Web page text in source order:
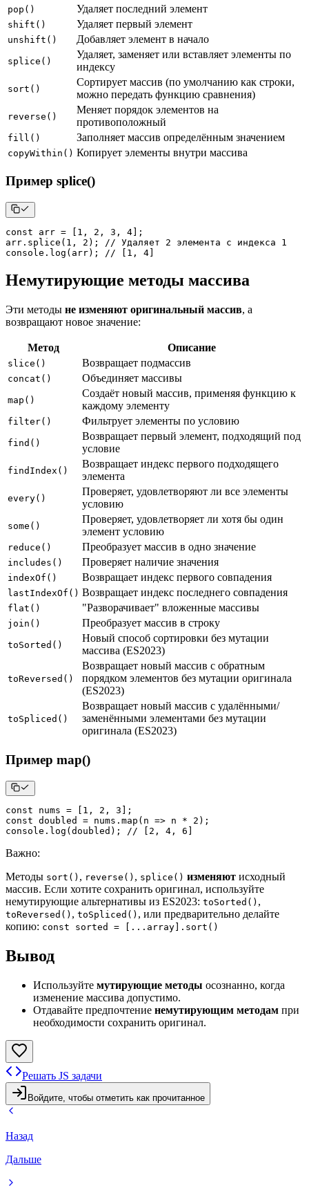
pop() Удаляет последний элемент
shift() Удаляет первый элемент
unshift() Добавляет элемент в начало
splice()
Удаляет, заменяет или вставляет элементы по
индексу
sort()
Сортирует массив (по умолчанию как строки,
можно передать функцию сравнения)
reverse()
Меняет порядок элементов на
противоположный
fill() Заполняет массив определённым значением
copyWithin() Копирует элементы внутри массива
Пример splice()
const arr = [ 1 , 2 , 3 , 4] ;
arr . splice ( 1 , 2 ) ;
// Удаляет 2 элемента с индекса 1
console . log ( arr) ; // [1, 4]
Немутирующие методы массива
Эти методы не изменяют оригинальный массив, а
возвращают новое значение:
Метод Описание
slice() Возвращает подмассив
concat() Объединяет массивы
map()
Создаёт новый массив, применяя функцию к
каждому элементу
filter() Фильтрует элементы по условию
find()
Возвращает первый элемент, подходящий под
условие
findIndex()
Возвращает индекс первого подходящего
элемента
every()
Проверяет, удовлетворяют ли все элементы
условию
some()
Проверяет, удовлетворяет ли хотя бы один
элемент условию
reduce() Преобразует массив в одно значение
includes() Проверяет наличие значения
indexOf() Возвращает индекс первого совпадения
lastIndexOf() Возвращает индекс последнего совпадения
flat() "Разворачивает" вложенные массивы
join() Преобразует массив в строку
toSorted()
Новый способ сортировки без мутации
массива (ES2023)
toReversed()
Возвращает новый массив с обратным
порядком элементов без мутации оригинала
(ES2023)
toSpliced()
Возвращает новый массив с удалёнными/
заменёнными элементами без мутации
оригинала (ES2023)
Пример map()
const nums = 1 , 2 , 3
;
const doubled = nums . map ( n => n * 2 ) ;
console . log ( doubled ) ; // [2, 4, 6]
Важно:
Методы sort() , reverse() , splice() изменяют исходный
массив. Если хотите сохранить оригинал, используйте
немутирующие альтернативы из ES2023: toSorted() ,
toReversed() , toSpliced() , или предварительно делайте
копию: const sorted = [...array].sort()
Вывод
Используйте мутирующие методы осознанно, когда
изменение массива допустимо.
Отдавайте предпочтение немутирующим методам при
необходимости сохранить оригинал.
Решать JS задачи
Войдите, чтобы отметить как прочитанное
Назад
Дальше